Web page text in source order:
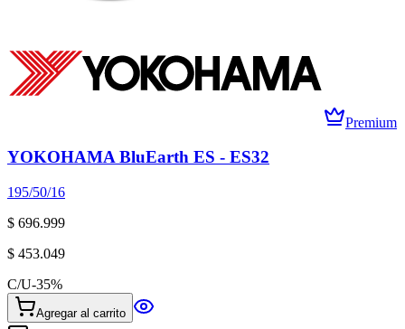
Premium
YOKOHAMA BluEarth ES - ES32
195/50/16
$ 696.999
$ 453.049
C/U-35%
Agregar al carrito